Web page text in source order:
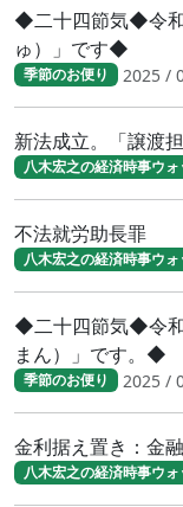
◆二十四節気◆令和
ゅ）」です◆
季節のお便り 2025 /
新法成立。「譲渡
八木宏之の経済時事ウォ
不法就労助長罪
八木宏之の経済時事ウォ
◆二十四節気◆令和
まん）」です。◆
季節のお便り 2025 /
金利据え置き：金
八木宏之の経済時事ウォ